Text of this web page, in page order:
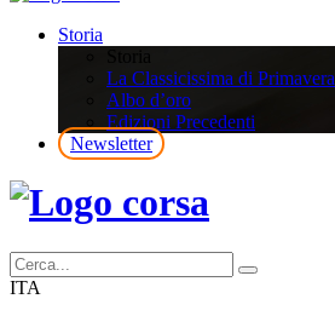
Storia
La Classicissima di Primavera
Albo d’oro
Edizioni Precedenti
Newsletter
ITA